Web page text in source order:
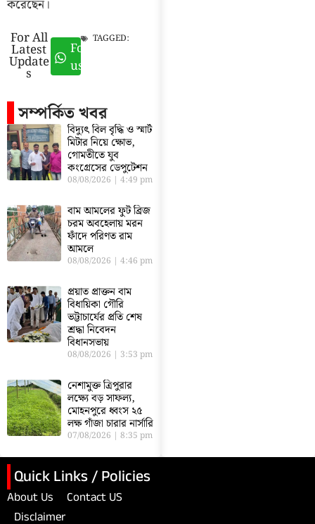
করেছেন।
For All
Latest
Update
s
Follow
us
TAGGED:
সম্পর্কিত খবর
বিদ্যুৎ বিল বৃদ্ধি ও স্মার্ট
মিটার নিয়ে ক্ষোভ,
গোমতীতে যুব
কংগ্রেসের ডেপুটেশন
08/08/2026 4:49 pm
বাম আমলের ফুট ব্রিজ
চরম অবহেলায় মরন
ফাঁদে পরিণত রাম
আমলে
08/08/2026 4:46 pm
প্রয়াত প্রাক্তন বাম
বিধায়িকা গৌরি
ভট্টাচার্যের প্রতি শেষ
শ্রদ্ধা নিবেদন
বিধানসভায়
08/08/2026 3:53 pm
নেশামুক্ত ত্রিপুরার
লক্ষ্যে বড় সাফল্য,
মোহনপুরে ধ্বংস ২৫
লক্ষ গাঁজা চারার নার্সারি
07/08/2026 8:35 pm
Quick Links / Policies
About Us
Contact US
Disclaimer